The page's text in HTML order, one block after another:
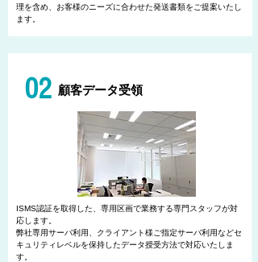
理を含め、お客様のニーズに合わせた発送書類をご提案いたし
ます。
02 顧客データ受領
ISMS認証を取得した、専用区画で業務する専門スタッフが対
応します。
弊社専用サーバ利用、クライアント様ご指定サーバ利用などセ
キュリティレベルを保持したデータ授受方法で対応いたしま
す。